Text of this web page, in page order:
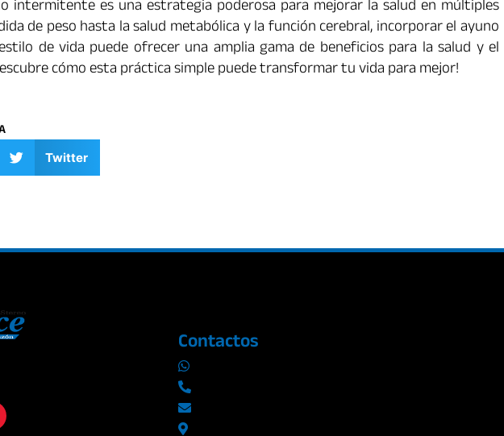
intermitente es una estrategia poderosa para mejorar la salud en múltiples
de peso hasta la salud metabólica y la función cerebral, incorporar el ayuno
de vida puede ofrecer una amplia gama de beneficios para la salud y el
cómo esta práctica simple puede transformar tu vida para mejor!
Twitter
Contactos